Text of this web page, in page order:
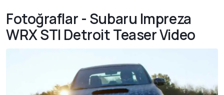
Fotoğraflar - Subaru Impreza
WRX STI Detroit Teaser Video